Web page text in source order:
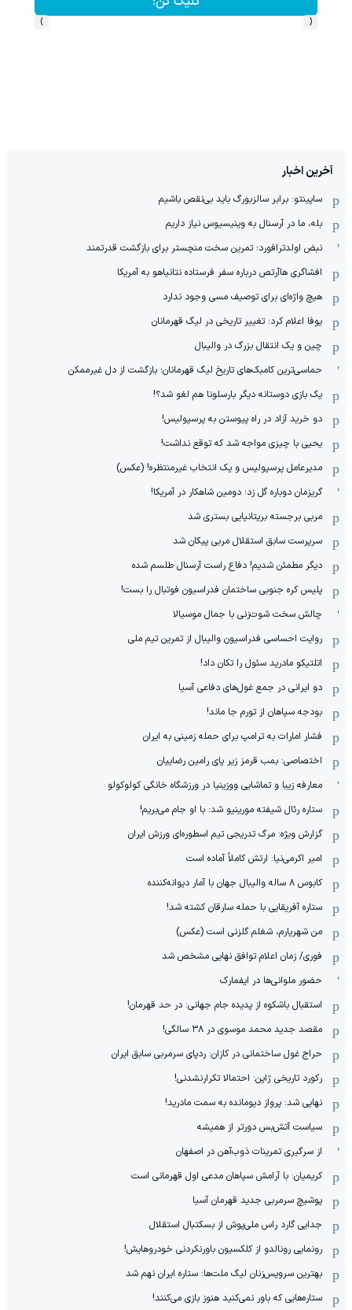
‹
›
آخرین اخبار
ساپینتو: برابر سالزبورگ باید بی‌نقص باشیم
بله، ما در آرسنال به وینیسیوس نیاز داریم
نبض اولدترافورد؛ تمرین سخت منچستر برای بازگشت قدرتمند
افشاگری هاآرتص درباره سفر فرستاده نتانیاهو به آمریکا
هیچ واژه‌ای برای توصیف مسی وجود ندارد
یوفا اعلام کرد: تغییر تاریخی در لیگ قهرمانان
چین و یک انتقال بزرگ در والیبال
حماسی‌ترین کامبک‌های تاریخ لیگ قهرمانان؛ بازگشت از دل غیرممکن
یک بازی دوستانه دیگر بارسلونا هم لغو شد؟!
دو خرید آزاد در راه پیوستن به پرسپولیس!
یحیی با چیزی مواجه شد که توقع نداشت!
مدیرعامل پرسپولیس و یک انتخاب غیرمنتظره! (عکس)
گریزمان دوباره گل زد؛ دومین شاهکار در آمریکا!
مربی برجسته بریتانیایی بستری شد
سرپرست سابق استقلال مربی پیکان شد
دیگر مطمئن شدیم! دفاع راست آرسنال طلسم شده
پلیس کره ‌جنوبی ساختمان فدراسیون فوتبال را بست!
چالش سخت شوت‌زنی با جمال موسیالا
روایت احساسی فدراسیون والیبال از تمرین تیم ملی
اتلتیکو مادرید سئول را تکان داد!
دو ایرانی در جمع غول‌های دفاعی آسیا
بودجه سپاهان از تورم جا ماند!
فشار امارات به ترامپ برای حمله زمینی به ایران
اختصاصی: بمب قرمز زیر پای رامین رضاییان
معارفه زیبا و تماشایی ووزینیا در ورزشگاه خانگی کولوکولو
ستاره رئال شیفته مورینیو شد: با او جام می‌بریم!
گزارش ویژه: مرگ تدریجی تیم اسطوره‌ای ورزش ایران
امیر اکرمی‌نیا: ارتش کاملاً آماده است
کابوس ۸ ساله والیبال جهان با آمار دیوانه‌کننده
ستاره آفریقایی با حمله سارقان کشته شد!
من شهریارم، شغلم گلزنی است (عکس)
فوری/ زمان اعلام توافق نهایی مشخص شد
حضور ملوانی‌ها در ایفمارک
استقبال باشکوه از پدیده جام جهانی: در حد قهرمان!
مقصد جدید محمد موسوی در ٣٨ سالگی!
حراج غول ساختمانی در کازان: ردپای سرمربی سابق ایران
رکورد تاریخی ژاپن: احتمالا تکرارنشدنی!
نهایی شد: پرواز دیومانده به سمت مادرید!
سیاست آتش‌بس دورتر از همیشه
از سرگیری تمرینات ذوب‌آهن در اصفهان
کریمیان: با آرامش سپاهان مدعی اول قهرمانی است
پوشیچ سرمربی جدید قهرمان آسیا
جدایی گارد راس ملی‌پوش از بسکتبال استقلال
رونمایی رونالدو از کلکسیون باورنکردنی خودروهایش!
بهترین سرویس‌زنان لیگ ملت‌ها: ستاره ایران نهم شد
ستاره‌هایی که باور نمی‌کنید هنوز بازی می‌کنند!